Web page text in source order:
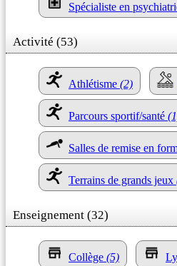
Spécialiste en
Activité (53)
Athlétisme (2)
Parcours sportif/santé
Salles de remise en
Terrains de grands jeux
Enseignement (32)
Collège (5)